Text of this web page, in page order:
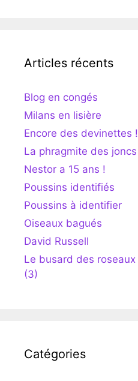
Articles récents
Blog en congés
Milans en lisière
Encore des devinettes !
La phragmite des joncs
Nestor a 15 ans !
Poussins identifiés
Poussins à identifier
Oiseaux bagués
David Russell
Le busard des roseaux
(3)
Catégories